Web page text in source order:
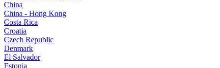
China
China - Hong Kong
Costa Rica
Croatia
Czech Republic
Denmark
El Salvador
Estonia